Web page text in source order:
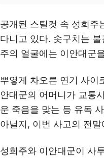
공개된 스틸컷 속 성희주
다니고 있다. 솟구치는
주의 얼굴에는 이안대군
뿌옇게 차오른 연기 사이
안대군의 어머니가 교통
운 죽음을 맞는 등 유독
아닐지, 이번 사고의 전
성희주와 이안대군이 사